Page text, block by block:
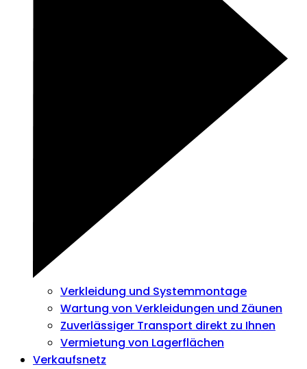
Verkleidung und Systemmontage
Wartung von Verkleidungen und Zäunen
Zuverlässiger Transport direkt zu Ihnen
Vermietung von Lagerflächen
Verkaufsnetz